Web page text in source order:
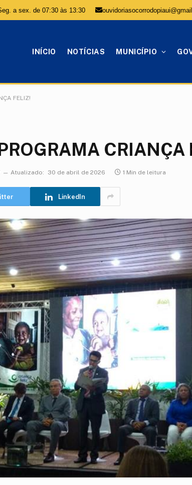
a sex. de 07:30 às 13:30
INÍCIO NOTÍCIAS MUNICÍPIO
FELIZ!
CRIANÇA
Atualizado: 30 de abril de 2026 1 Min de leitura
LinkedIn